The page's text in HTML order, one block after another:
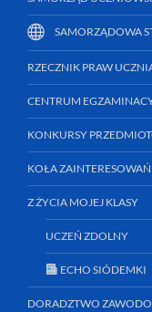
SAMORZĄDOWA
RZECZNIK PRAW
CENTRUM
KONKURSY
KOŁA
Z ŻYCIA MOJEJ KLASY
UCZEŃ ZDOLNY
ECHO SIÓDEMKI
DORADZTWO